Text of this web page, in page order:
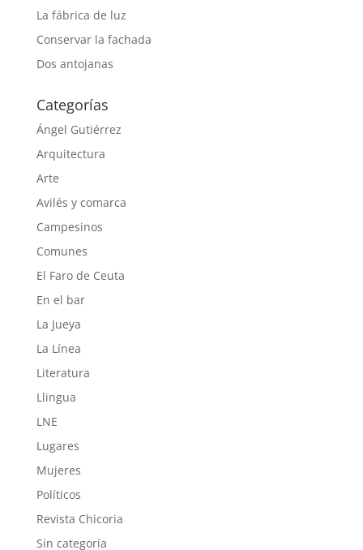
La fábrica de luz
Conservar la fachada
Dos antojanas
Categorías
Ángel Gutiérrez
Arquitectura
Arte
Avilés y comarca
Campesinos
Comunes
El Faro de Ceuta
En el bar
La Jueya
La Línea
Literatura
Llingua
LNE
Lugares
Mujeres
Políticos
Revista Chicoria
Sin categoría